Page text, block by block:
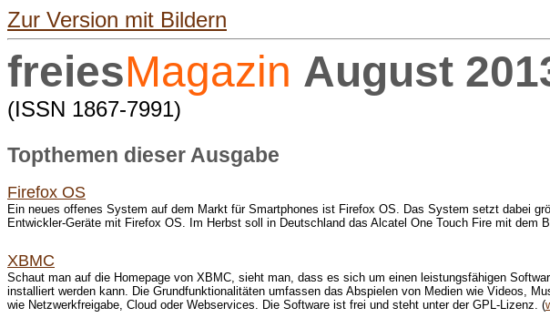
Zur Version mit Bildern
freiesMagazin August
(ISSN 1867-7991)
Topthemen dieser Ausgabe
Firefox OS
Ein neues offenes System auf dem Markt für Smartphones ist Firefox OS. Das System setzt dabei
Entwickler-Geräte mit Firefox OS. Im Herbst soll in Deutschland das Alcatel One Touch Fire mit
XBMC
Schaut man auf die Homepage von XBMC, sieht man, dass es sich um einen leistungsfähigen
installiert werden kann. Die Grundfunktionalitäten umfassen das Abspielen von Medien wie Videos,
wie Netzwerkfreigabe, Cloud oder Webservices. Die Software ist frei und steht unter der GPL-Lizenz. (